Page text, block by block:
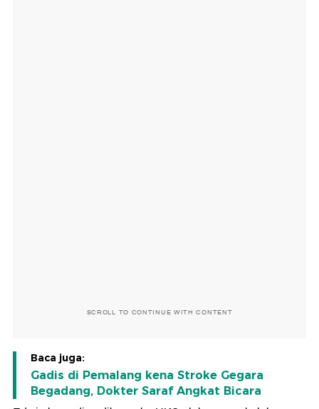
SCROLL TO CONTINUE WITH CONTENT
Baca juga:
Gadis di Pemalang kena Stroke Gegara
Begadang, Dokter Saraf Angkat Bicara